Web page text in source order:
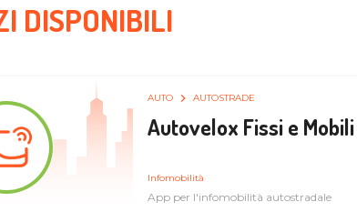
DISPONIBILI
AUTO AUTOSTRADE
Autovelox Fissi e
Infomobilità
App per l'infomobilità autostradale